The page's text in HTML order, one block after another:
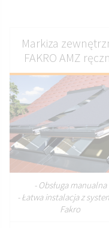
Markizy FAKRO
ręczna
Markiza
FAKRO AMZ
- Obsługa manualna
- Łatwa instalacja z
Fakro